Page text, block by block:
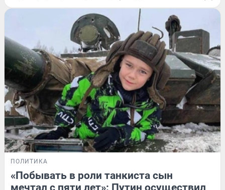
ПОЛИТИКА
«Побывать в роли танкиста сын
мечтал с пяти лет»: Путин осуществил